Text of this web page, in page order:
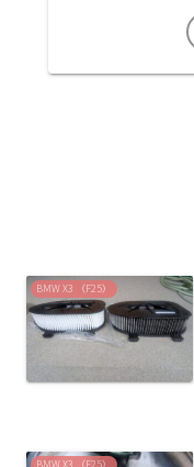
BMW X3 （F25）